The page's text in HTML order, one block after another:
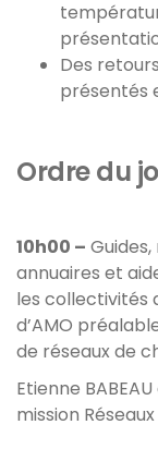
Des
présentés
Ordre du
10h00 –
annuaires et
les collectivités
d’AMO
de réseaux de
Etienne
mission